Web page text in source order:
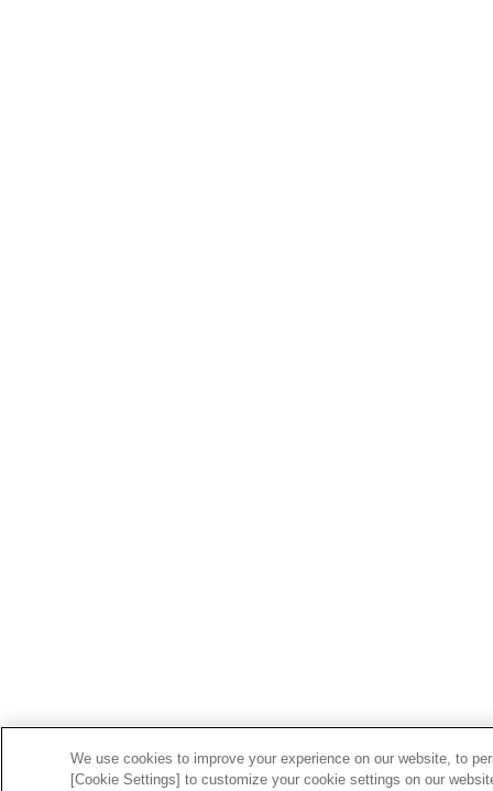
We use cookies to improve your experience on our website, to
[Cookie Settings] to customize your cookie settings on our